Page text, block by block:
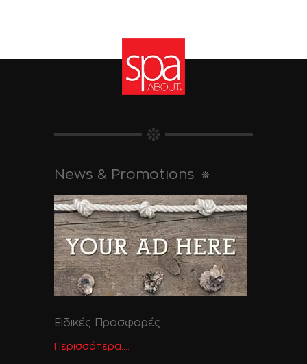
News & Promotions
Ειδικές Προσφορές
Περισσότερα....